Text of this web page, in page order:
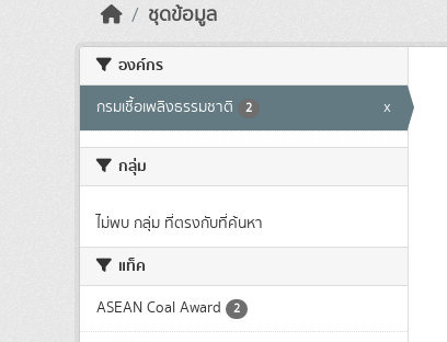
ชุดข้อมูล
องค์กร
กรมเชื้อเพลิงธรรมชาติ 2 x
กลุ่ม
ไม่พบ กลุ่ม ที่ตรงกับที่ค้นหา
แท็ค
ASEAN Coal Award 2